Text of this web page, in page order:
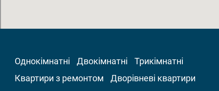
Однокімнатні Двокімнатні
Трикімнатні
Квартири з ремонтом
Дворівневі квартири